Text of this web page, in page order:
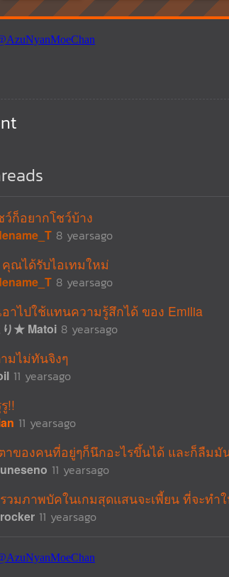
ว์ก็อยากโชว์บ้าง
8 yearsago
ณได้รับไอเทมใหม่
8 yearsago
อาไปใช้แทนความรู้สึกได้ ของ Emilia
り★ Matoi 8 yearsago
มไม่ทันจิงๆ
11 yearsago
!!
11 yearsago
ของคนที่อยู่ๆก็นึกอะไรขึ้นได้ และก็ลืมมั
11 yearsago
วมภาพบัคในเกมสุดแสนจะเพี้ยน ที่จะท
11 yearsago